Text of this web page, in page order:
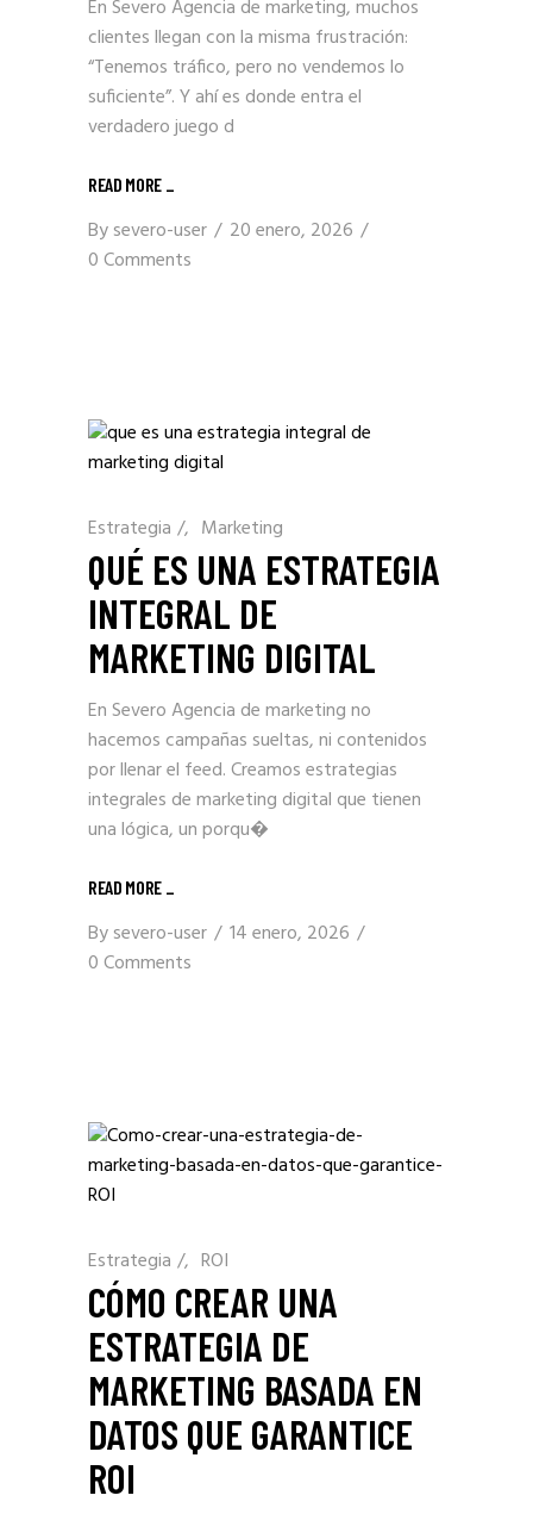
En Severo Agencia de marketing, muchos
clientes llegan con la misma frustración:
“Tenemos tráfico, pero no vendemos lo
suficiente”. Y ahí es donde entra el
verdadero juego d
READ MORE _
Bysevero-user
20 enero, 2026
0 Comments
Estrategia / Marketing
QUÉ ES UNA ESTRATEGIA
INTEGRAL DE
MARKETING DIGITAL
En Severo Agencia de marketing no
hacemos campañas sueltas, ni contenidos
por llenar el feed. Creamos estrategias
integrales de marketing digital que tienen
una lógica, un porqu�
READ MORE _
Bysevero-user
14 enero, 2026
0 Comments
Estrategia / ROI
CÓMO CREAR UNA
ESTRATEGIA DE
MARKETING BASADA EN
DATOS QUE GARANTICE
ROI